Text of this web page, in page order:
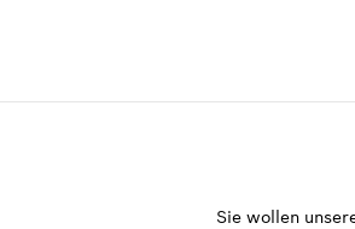
Sie wollen